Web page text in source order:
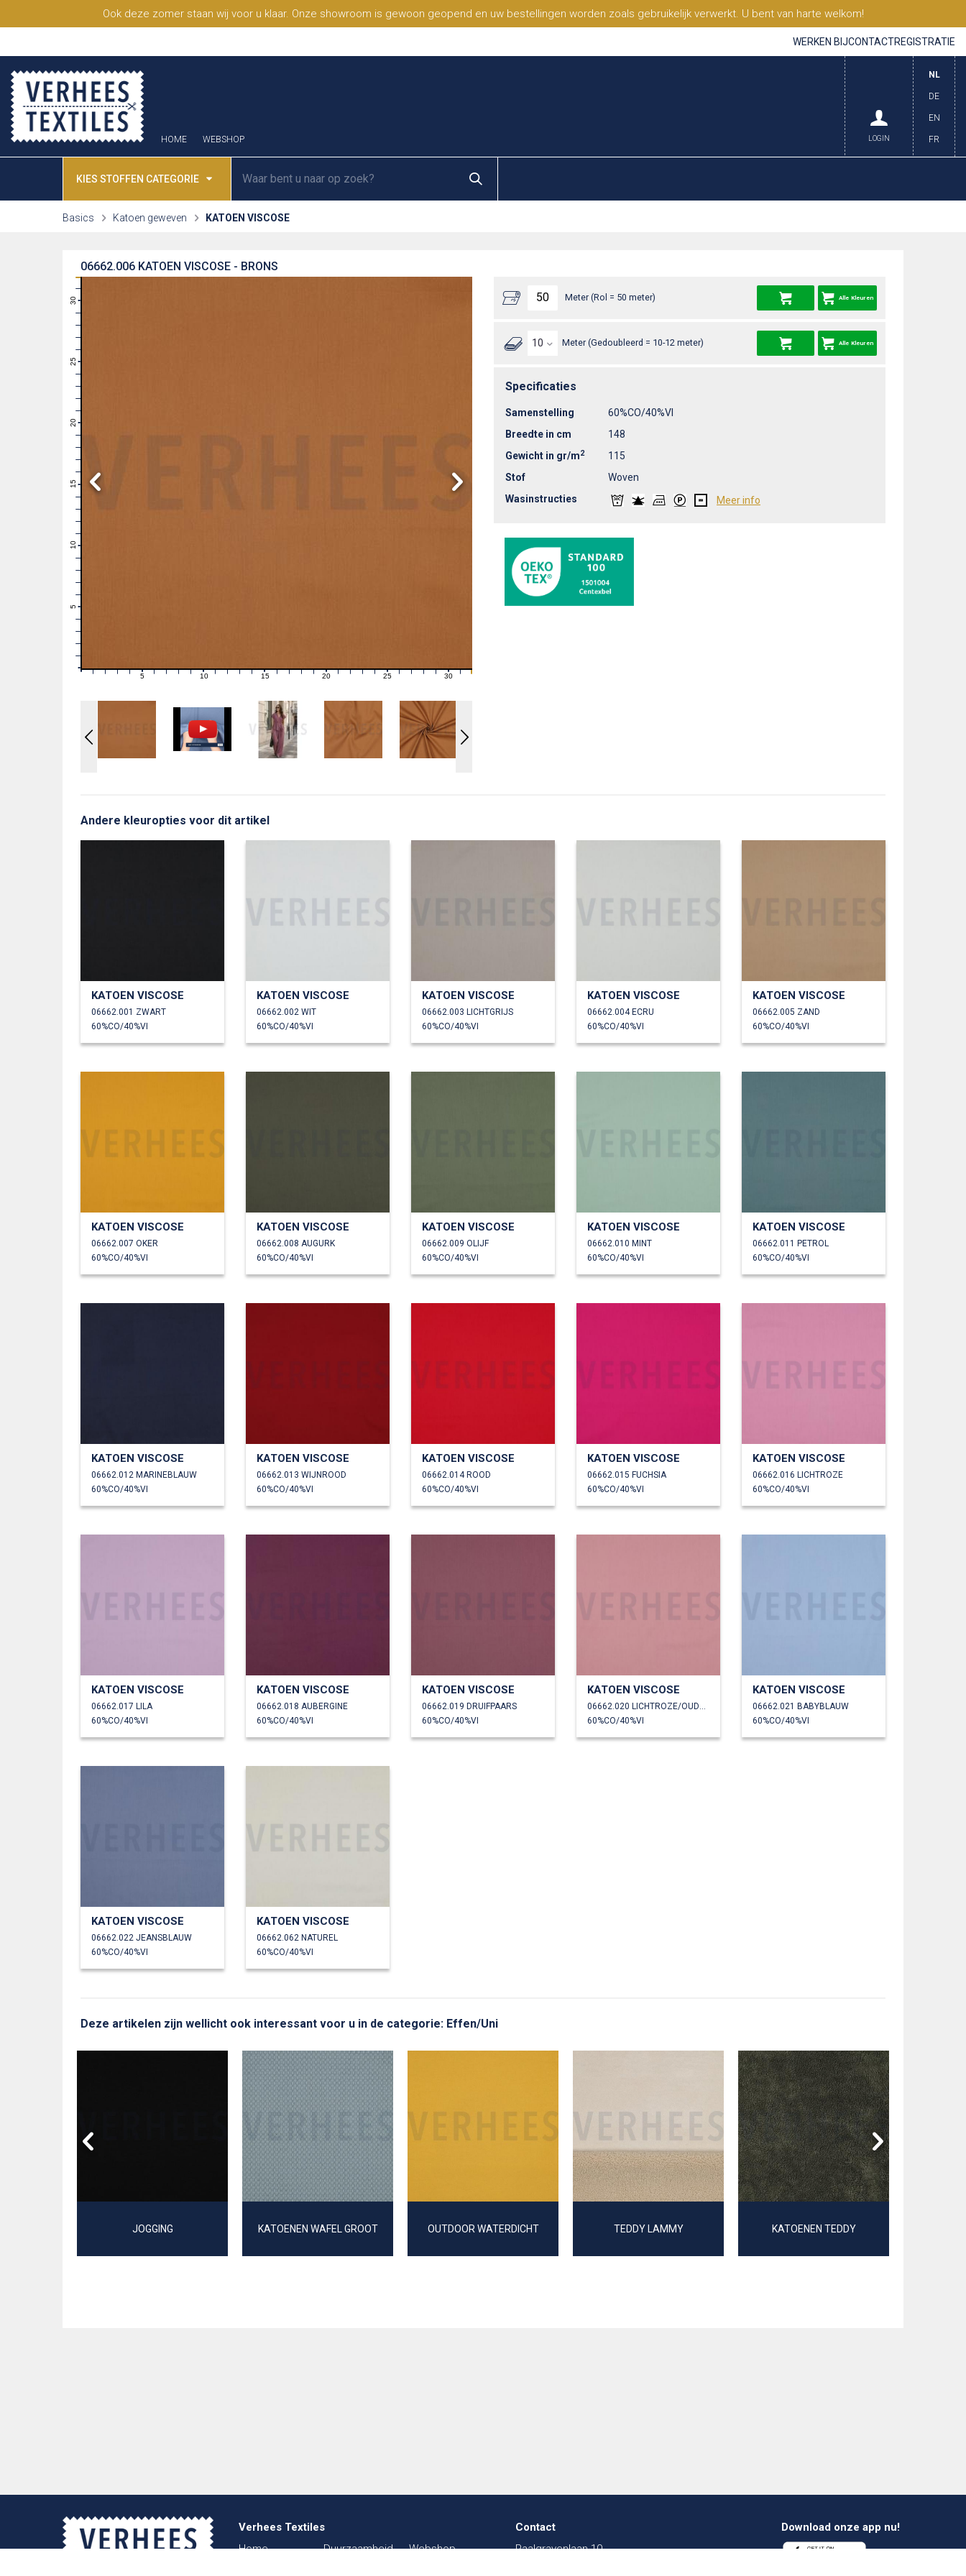
Ook deze zomer staan wij voor u klaar. Onze showroom is gewoon geopend en uw bestellingen worden zoals gebruikelijk verwerkt. U bent van harte welkom!
WERKEN BIJCONTACTREGISTRATIE
HOME WEBSHOP
NL
DE
EN
FR
LOGIN
KIES STOFFEN CATEGORIE
Basics Katoen geweven KATOEN VISCOSE
KATOEN VISCOSE - BRONS
06662.006
10
11
12
13
14
15
16
17
18
19
20
21
22
23
24
25
26
27
28
29
30
1 2 3 4 6 7 8 9 11 12 13 14 16 17 18 19 21 22 23 24 26 27 28 29 31
Meter (Rol = 50 meter) Alle Kleuren
Meter (Gedoubleerd = 10-12 meter) Alle Kleuren
Specificaties
Samenstelling
60%CO/40%VI
Breedte in cm
148
Gewicht in gr/m2
115
Stof
Woven
Wasinstructies
Meer info
Andere kleuropties voor dit artikel
KATOEN VISCOSE
06662.001 ZWART
60%CO/40%VI
KATOEN VISCOSE
06662.002 WIT
60%CO/40%VI
KATOEN VISCOSE
06662.003 LICHTGRIJS
60%CO/40%VI
KATOEN VISCOSE
06662.004 ECRU
60%CO/40%VI
KATOEN VISCOSE
06662.005 ZAND
60%CO/40%VI
KATOEN VISCOSE
06662.007 OKER
60%CO/40%VI
KATOEN VISCOSE
06662.008 AUGURK
60%CO/40%VI
KATOEN VISCOSE
06662.009 OLIJF
60%CO/40%VI
KATOEN VISCOSE
06662.010 MINT
60%CO/40%VI
KATOEN VISCOSE
06662.011 PETROL
60%CO/40%VI
KATOEN VISCOSE
06662.012 MARINEBLAUW
60%CO/40%VI
KATOEN VISCOSE
06662.013 WIJNROOD
60%CO/40%VI
KATOEN VISCOSE
06662.014 ROOD
60%CO/40%VI
KATOEN VISCOSE
06662.015 FUCHSIA
60%CO/40%VI
KATOEN VISCOSE
06662.016 LICHTROZE
60%CO/40%VI
KATOEN VISCOSE
06662.017 LILA
60%CO/40%VI
KATOEN VISCOSE
06662.018 AUBERGINE
60%CO/40%VI
KATOEN VISCOSE
06662.019 DRUIFPAARS
60%CO/40%VI
KATOEN VISCOSE
60%CO/40%VI
KATOEN VISCOSE
06662.021 BABYBLAUW
60%CO/40%VI
KATOEN VISCOSE
06662.022 JEANSBLAUW
60%CO/40%VI
KATOEN VISCOSE
06662.062 NATUREL
60%CO/40%VI
Deze artikelen zijn wellicht ook interessant voor u in de categorie: Effen/Uni
JOGGING KATOENEN WAFEL GROOT OUTDOOR WATERDICHT TEDDY LAMMY KATOENEN TEDDY
Verhees Textiles
Home
Duurzaamheid
Webshop
Contact
Paalgravenlaan 10
Download onze app nu!